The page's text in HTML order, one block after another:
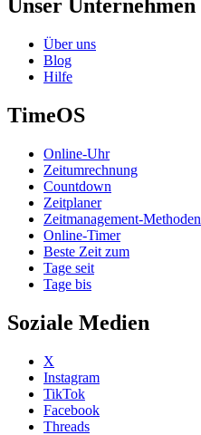
Unser Unternehmen
Über uns
Blog
Hilfe
TimeOS
Online-Uhr
Zeitumrechnung
Countdown
Zeitplaner
Zeitmanagement-Methoden
Online-Timer
Beste Zeit zum
Tage seit
Tage bis
Soziale Medien
X
Instagram
TikTok
Facebook
Threads